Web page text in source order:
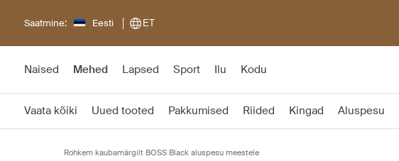
Saatmine: Eesti ET
Naised Mehed Lapsed Sport Ilu Kodu
Vaata kõiki Uued tooted Pakkumised Riided Kingad Aluspesu
Rohkem kaubamärgilt BOSS Black aluspesu meestele